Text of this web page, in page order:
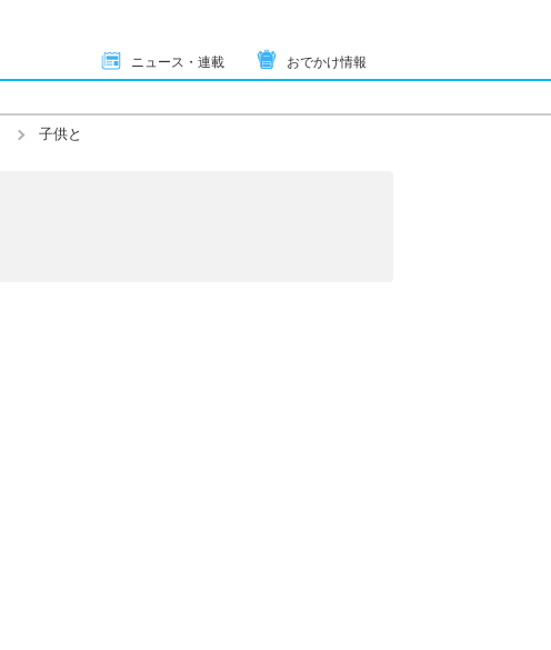
ニュース・連載 おでかけ情報
子供と